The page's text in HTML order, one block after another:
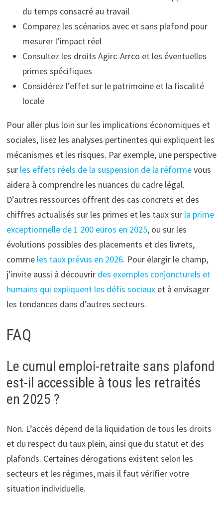
du temps consacré au travail
Comparez les scénarios avec et sans plafond pour
mesurer l’impact réel
Consultez les droits Agirc-Arrco et les éventuelles
primes spécifiques
Considérez l’effet sur le patrimoine et la fiscalité
locale
Pour aller plus loin sur les implications économiques et
sociales, lisez les analyses pertinentes qui expliquent les
mécanismes et les risques. Par exemple, une perspective
sur les effets réels de la suspension de la réformevous
aidera à comprendre les nuances du cadre légal.
D’autres ressources offrent des cas concrets et des
chiffres actualisés sur les primes et les taux sur la prime
exceptionnelle de 1 200 euros en 2025, ou sur les
évolutions possibles des placements et des livrets,
comme les taux prévus en 2026. Pour élargir le champ,
j’invite aussi à découvrir des exemples conjoncturels et
humains qui expliquent les défis sociauxet à envisager
les tendances dans d’autres secteurs.
FAQ
Le cumul emploi-retraite sans plafond
est-il accessible à tous les retraités
en 2025 ?
Non. L’accès dépend de la liquidation de tous les droits
et du respect du taux plein, ainsi que du statut et des
plafonds. Certaines dérogations existent selon les
secteurs et les régimes, mais il faut vérifier votre
situation individuelle.